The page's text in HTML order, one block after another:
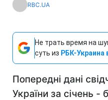
RBC.UA
Не трать время на
суть из РБК-Украина
Попередні дані
України за січень -